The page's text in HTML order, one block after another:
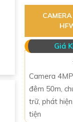
Giá
Camera
đêm 50m,
trữ, phát
tiện